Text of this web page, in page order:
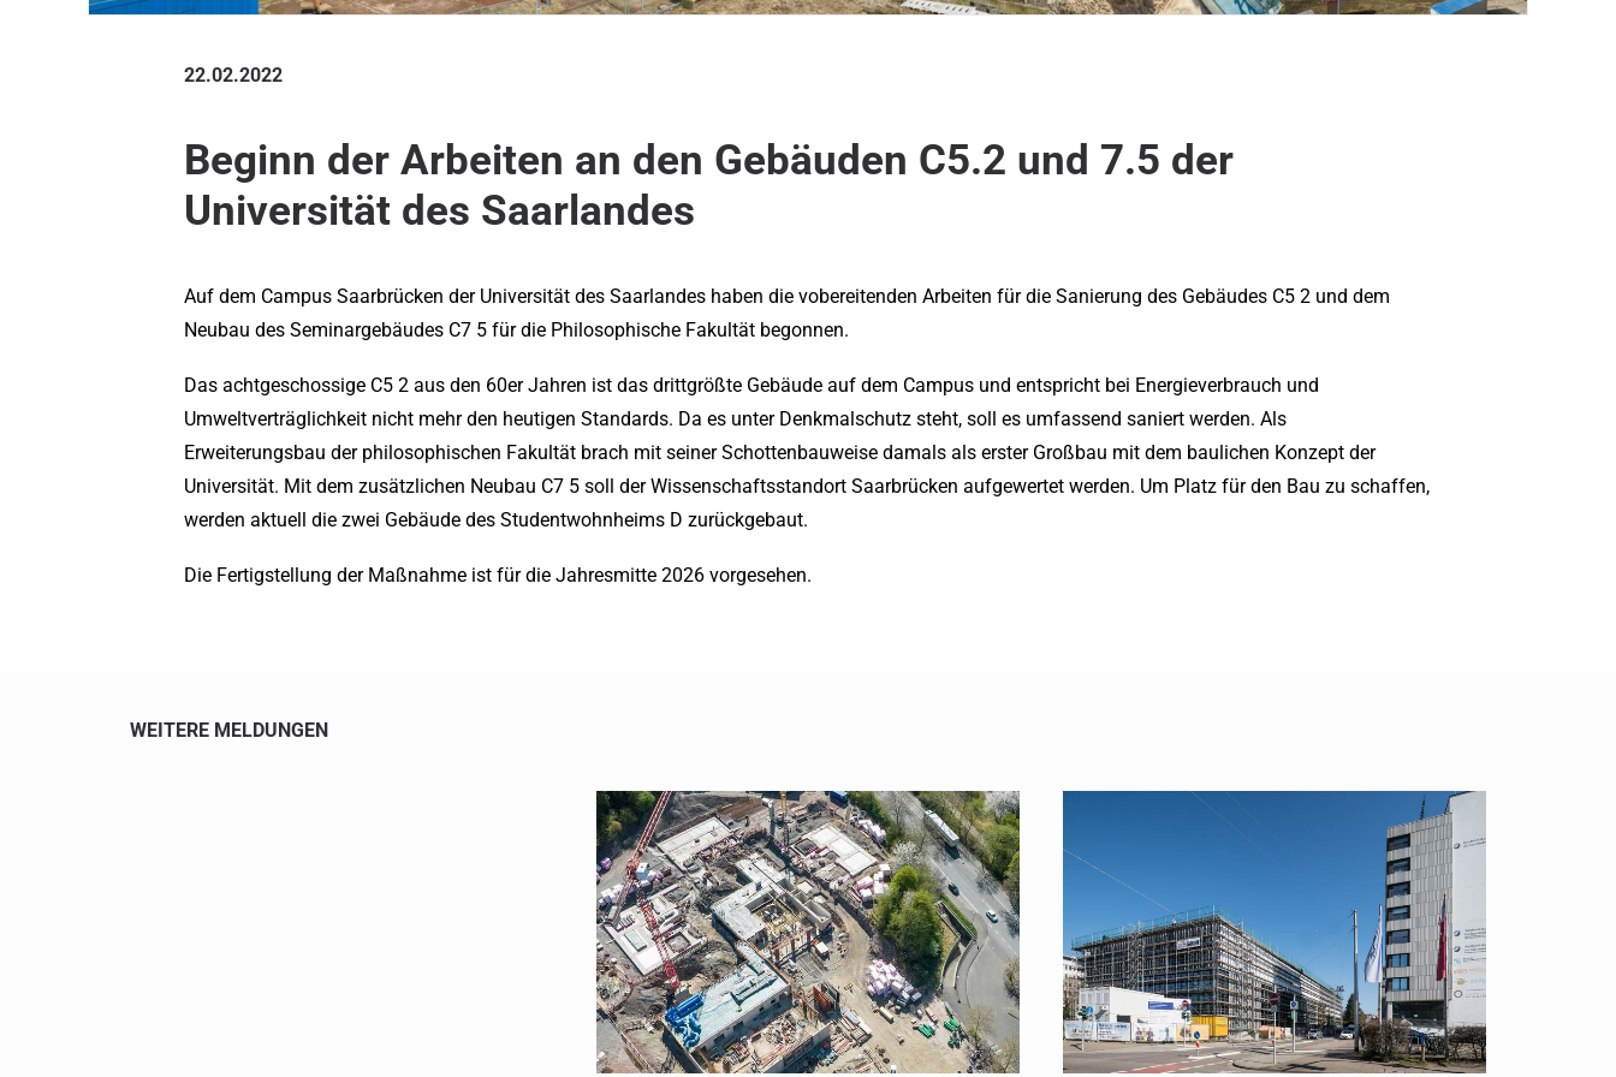
22.02.2022
Beginn der Arbeiten an den Gebäuden C5.2 und 7.5 der
Universität des Saarlandes
Auf dem Campus Saarbrücken der Universität des Saarlandes haben die vobereitenden Arbeiten für die Sanierung des Gebäudes C5 2 und dem
Neubau des Seminargebäudes C7 5 für die Philosophische Fakultät begonnen.
Das achtgeschossige C5 2 aus den 60er Jahren ist das drittgrößte Gebäude auf dem Campus und entspricht bei Energieverbrauch und
Umweltverträglichkeit nicht mehr den heutigen Standards. Da es unter Denkmalschutz steht, soll es umfassend saniert werden. Als
Erweiterungsbau der philosophischen Fakultät brach mit seiner Schottenbauweise damals als erster Großbau mit dem baulichen Konzept der
Universität. Mit dem zusätzlichen Neubau C7 5 soll der Wissenschaftsstandort Saarbrücken aufgewertet werden. Um Platz für den Bau zu schaffen,
werden aktuell die zwei Gebäude des Studentwohnheims D zurückgebaut.
Die Fertigstellung der Maßnahme ist für die Jahresmitte 2026 vorgesehen.
WEITERE MELDUNGEN